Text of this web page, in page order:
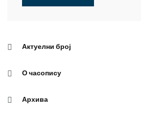
Актуелни број
О часопису
Архива